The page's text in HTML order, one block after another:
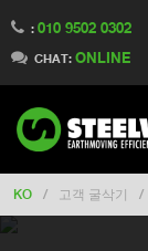
: 010 9502 0302
CHAT: ONLINE
Switch
Switch
Switch
Switch
Change
KO / 고객 굴삭기 /